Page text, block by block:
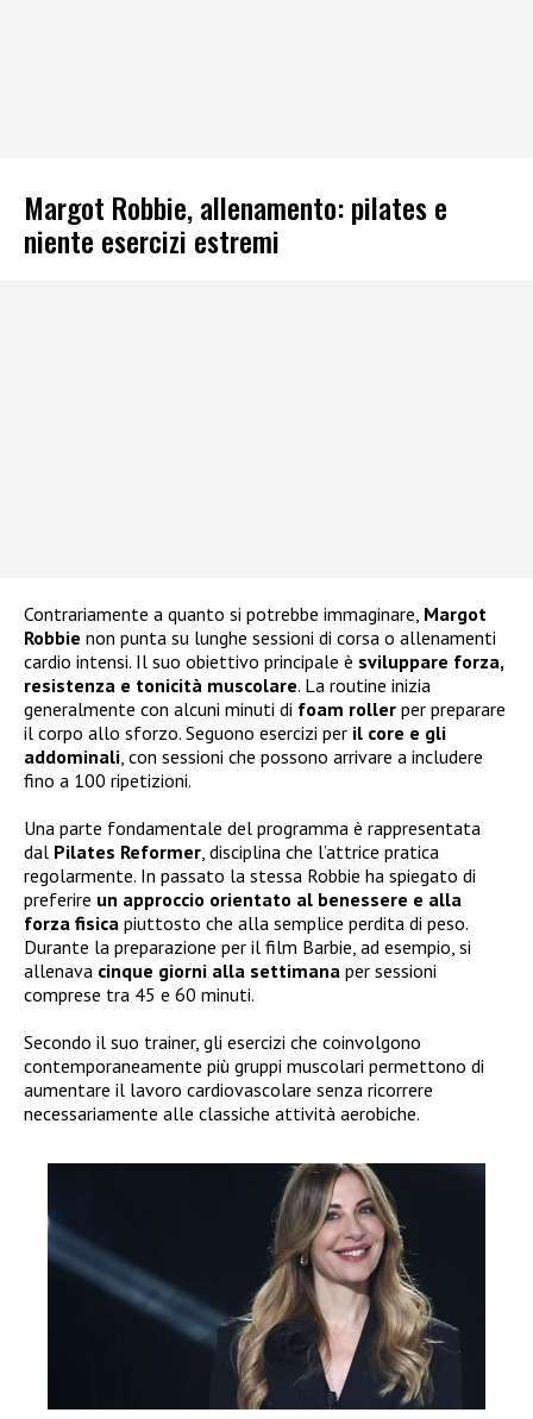
Margot Robbie, allenamento: pilates e
niente esercizi estremi
Contrariamente a quanto si potrebbe immaginare, Margot
Robbie non punta su lunghe sessioni di corsa o allenamenti
cardio intensi. Il suo obiettivo principale è sviluppare forza,
resistenza e tonicità muscolare. La routine inizia
generalmente con alcuni minuti di foam roller per preparare
il corpo allo sforzo. Seguono esercizi per il core e gli
addominali , con sessioni che possono arrivare a includere
fino a 100 ripetizioni.
Una parte fondamentale del programma è rappresentata
dal Pilates Reformer , disciplina che l’attrice pratica
regolarmente. In passato la stessa Robbie ha spiegato di
preferire un approccio orientato al benessere e alla
forza fisica piuttosto che alla semplice perdita di peso.
Durante la preparazione per il film Barbie, ad esempio, si
allenava cinque giorni alla settimana per sessioni
comprese tra 45 e 60 minuti.
Secondo il suo trainer, gli esercizi che coinvolgono
contemporaneamente più gruppi muscolari permettono di
aumentare il lavoro cardiovascolare senza ricorrere
necessariamente alle classiche attività aerobiche.